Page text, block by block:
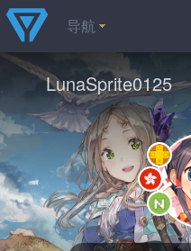
导航
LunaSprite0125